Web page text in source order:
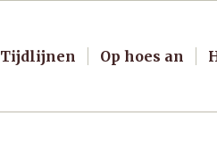
Tijdlijnen Op hoes an